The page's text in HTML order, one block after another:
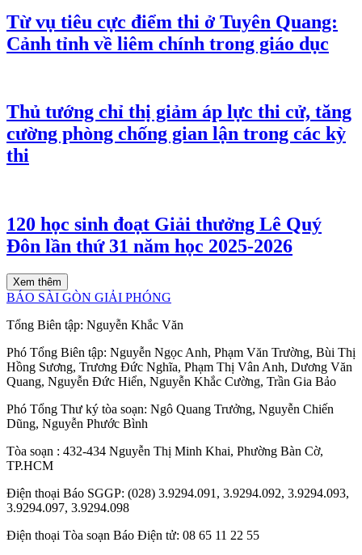
Từ vụ tiêu cực điểm thi ở Tuyên Quang:
Cảnh tỉnh về liêm chính trong giáo dục
Thủ tướng chỉ thị giảm áp lực thi cử, tăng
cường phòng chống gian lận trong các kỳ
thi
120 học sinh đoạt Giải thưởng Lê Quý
Đôn lần thứ 31 năm học 2025-2026
Xem thêm
BÁO SÀI GÒN GIẢI PHÓNG
Tổng Biên tập: Nguyễn Khắc Văn
Phó Tổng Biên tập: Nguyễn Ngọc Anh, Phạm Văn Trường, Bùi Thị
Hồng Sương, Trương Đức Nghĩa, Phạm Thị Vân Anh, Dương Văn
Quang, Nguyễn Đức Hiển, Nguyễn Khắc Cường, Trần Gia Bảo
Phó Tổng Thư ký tòa soạn: Ngô Quang Trưởng, Nguyễn Chiến
Dũng, Nguyễn Phước Bình
Tòa soạn : 432-434 Nguyễn Thị Minh Khai, Phường Bàn Cờ,
TP.HCM
Điện thoại Báo SGGP: (028) 3.9294.091, 3.9294.092, 3.9294.093,
3.9294.097, 3.9294.098
Điện thoại Tòa soạn Báo Điện tử: 08 65 11 22 55